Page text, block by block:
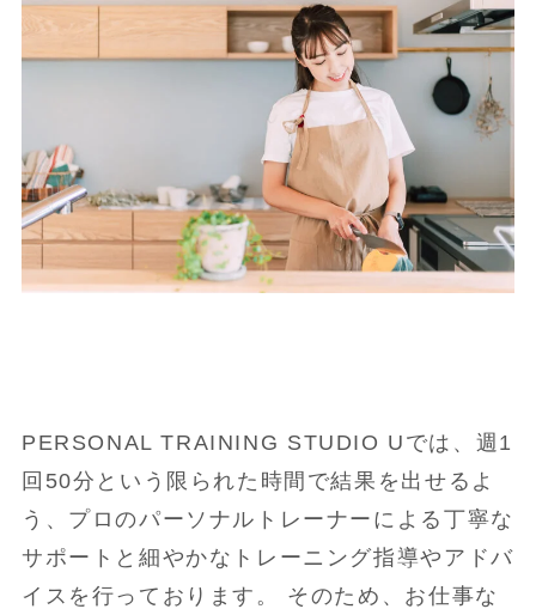
PERSONAL TRAINING STUDIO Uでは、週1
回50分という限られた時間で結果を出せるよ
う、プロのパーソナルトレーナーによる丁寧な
サポートと細やかなトレーニング指導やアドバ
イスを行っております。 そのため、お仕事な